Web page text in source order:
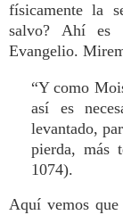
físicamente la
salvo? Ahí es
Evangelio.
“Y como
así es
levantado,
pierda, más
1074).
Aquí vemos